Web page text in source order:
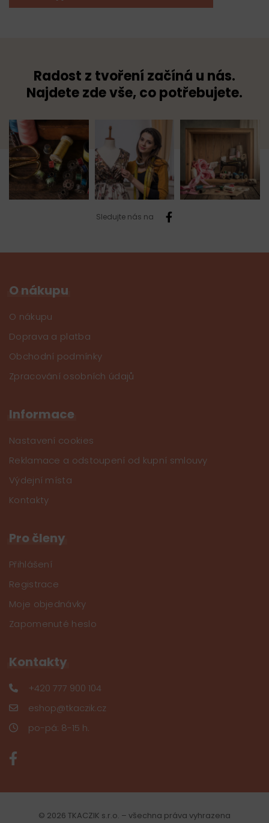
Radost z tvoření začíná u nás.
Najdete zde vše, co potřebujete.
Sledujte nás na
O nákupu
O nákupu
Doprava a platba
Obchodní podmínky
Zpracování osobních údajů
Informace
Nastavení cookies
Reklamace a odstoupení od kupní smlouvy
Výdejní místa
Kontakty
Pro členy
Přihlášení
Registrace
Moje objednávky
Zapomenuté heslo
Kontakty
+420 777 900 104
eshop@tkaczik.cz
po-pá: 8-15 h.
© 2026 TKACZIK s.r.o. – všechna práva vyhrazena